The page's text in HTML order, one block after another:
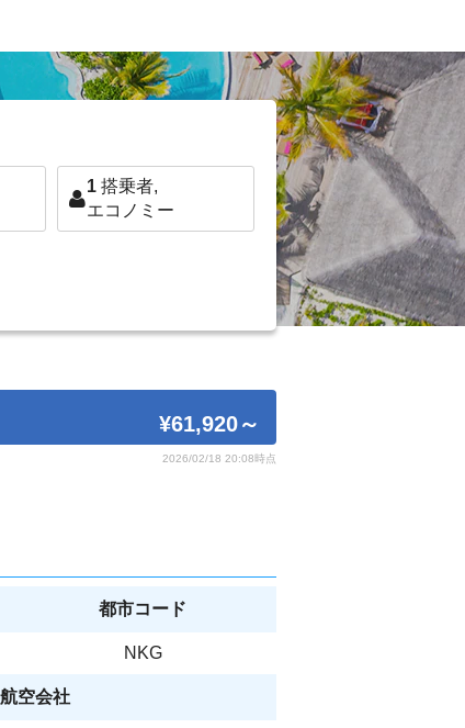
1 搭乗者,
エコノミー
¥61,920～
2026/02/18 20:08時点
都市コード
NKG
空会社